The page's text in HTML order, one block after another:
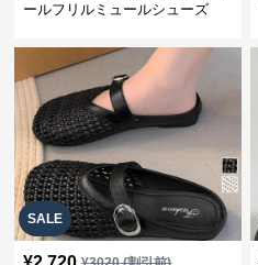
ールフリルミュールシューズ
SALE